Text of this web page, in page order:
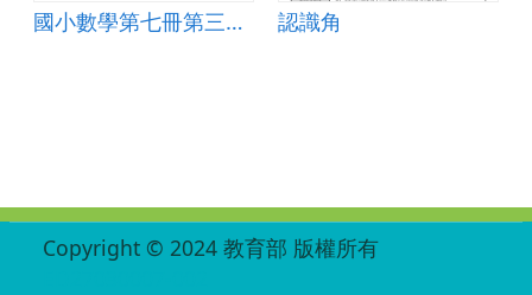
國小數學第七冊第三單元角度
認識角
Copyright © 2024 教育部 版權所有